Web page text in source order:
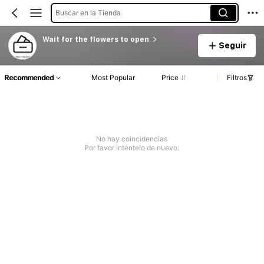
Buscar en la Tienda
Wait for the flowers to open
Seguir
Recommended Most Popular Price Filtros
No hay coincidencias
Por favor inténtelo de nuevo.